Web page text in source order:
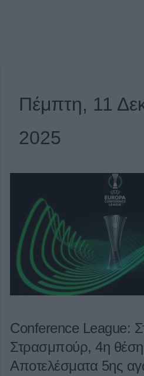
Πέμπτη, 11
2025
Conference League:
Στρασμπούρ, 4η
Αποτελέσματα 5ης